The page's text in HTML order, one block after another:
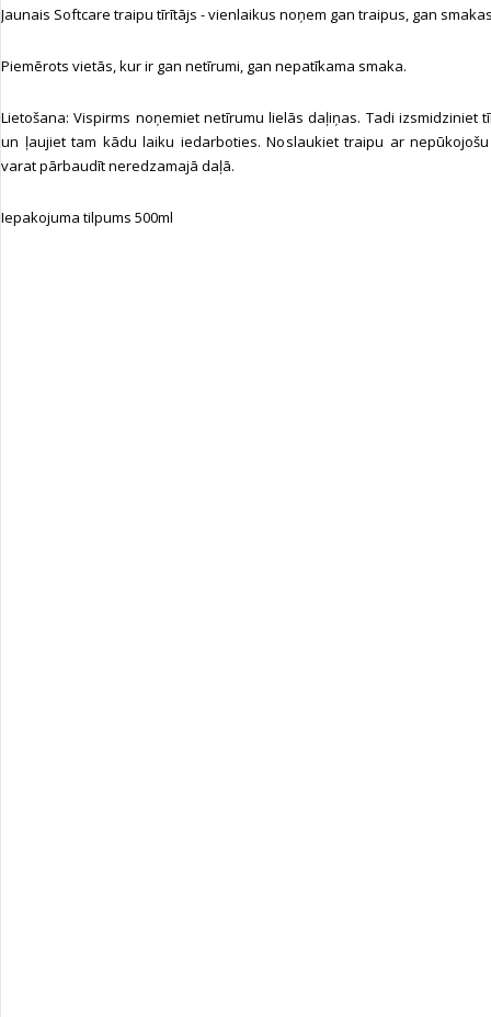
Jaunais Softcare traipu tīrītājs - vienlaikus noņem gan traipus, gan
Piemērots vietās, kur ir gan netīrumi, gan nepatīkama smaka.
Lietošana: Vispirms noņemiet netīrumu lielās daļiņas. Tadi izsmidziniet
un ļaujiet tam kādu laiku iedarboties. Noslaukiet traipu ar
varat pārbaudīt neredzamajā daļā.
Iepakojuma tilpums 500ml